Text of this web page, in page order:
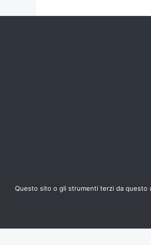
Questo sito o gli strumenti terzi da questo